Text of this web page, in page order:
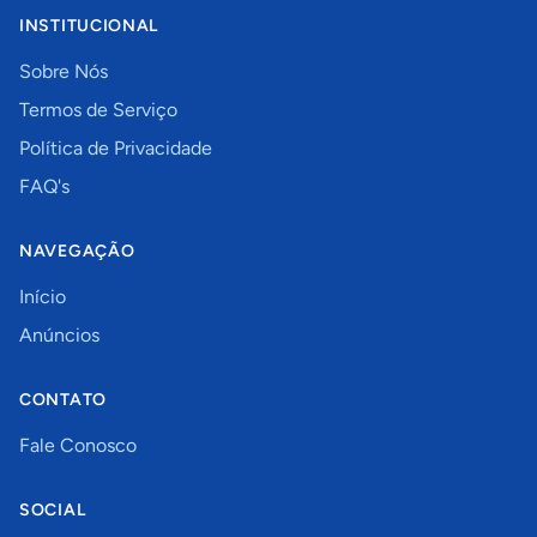
INSTITUCIONAL
Sobre Nós
Termos de Serviço
Política de Privacidade
FAQ's
NAVEGAÇÃO
Início
Anúncios
CONTATO
Fale Conosco
SOCIAL